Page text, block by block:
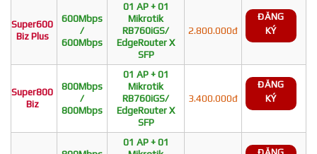
Super600
Biz Plus
600Mbps
/
600Mbps
01 AP + 01
Mikrotik
RB760iGS/
EdgeRouter X
SFP
2.800.000đ
ĐĂNG
KÝ
Super800
Biz
800Mbps
/
800Mbps
01 AP + 01
Mikrotik
RB760iGS/
EdgeRouter X
SFP
3.400.000đ
ĐĂNG
KÝ
01 AP + 01